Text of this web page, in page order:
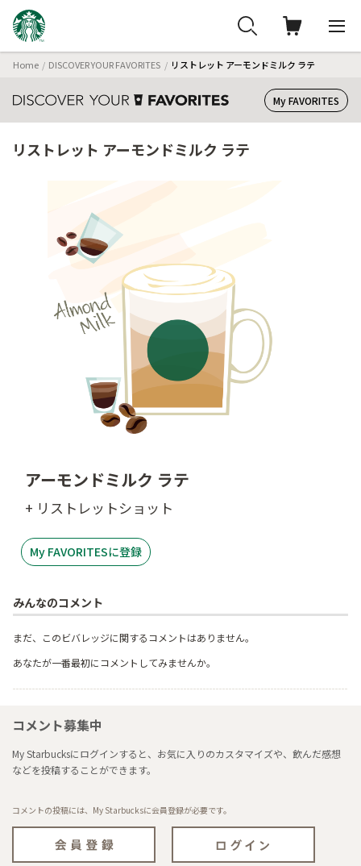
Home DISCOVER YOUR FAVORITES リストレット アーモンドミルク ラテ
My FAVORITES
リストレット アーモンドミルク ラテ
アーモンドミルク ラテ
+ リストレットショット
My FAVORITESに登録
みんなのコメント
まだ、このビバレッジに関するコメントはありません。
あなたが一番最初にコメントしてみませんか。
コメント募集中
My Starbucksにログインすると、お気に入りのカスタマイズや、飲んだ感想
などを投稿することができます。
コメントの投稿には、My Starbucksに会員登録が必要です。